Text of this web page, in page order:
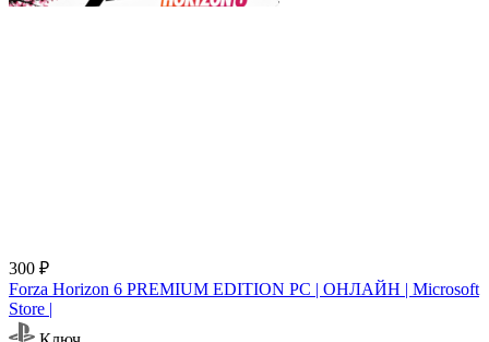
300 ₽
Forza Horizon 6 PREMIUM EDITION PC | ОНЛАЙН | Microsoft
Store |